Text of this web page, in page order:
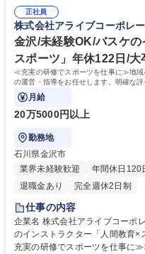
験OK/サッカーのインストラクタ
迎えなども可能です！ 学歴・資格 学歴：大学院 大学 語学力： 資格：第一
種運転免許普通自動車
正社員
株式会社アライブコーポレ
金沢/未経験OK/バスケ
スポーツ」年休122日/
≪充実の研修でスポーツを仕事に≫地域
の運営・指導をお任せします。明確な
プロへ成長可能です。
月給
20万5000円以上
勤務地
石川県金沢市
業界未経験歓迎
年間休日120
退職金あり
完全週休2日制
仕事の内容
企業名 株式会社アライブコーポレーション 求人名 金沢
のインストラクター「人間教育×スポー
充実の研修でスポーツを仕事に